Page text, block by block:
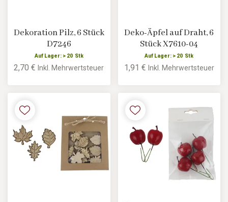
Dekoration Pilz, 6 Stück
D7246
Auf Lager: > 20 Stk
2,70 €Inkl. Mehrwertsteuer
Deko-Äpfel auf Draht, 6
Stück X7610-04
Auf Lager: > 20 Stk
1,91 € Inkl. Mehrwertsteuer